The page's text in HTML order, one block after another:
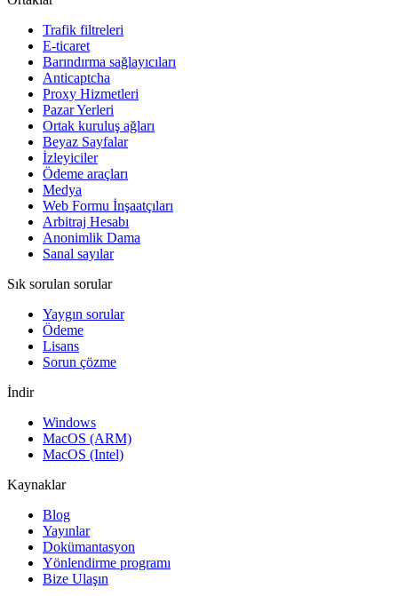
Trafik filtreleri
E-ticaret
Barındırma sağlayıcıları
Anticaptcha
Proxy Hizmetleri
Pazar Yerleri
Ortak kuruluş ağları
Beyaz Sayfalar
İzleyiciler
Ödeme araçları
Medya
Web Formu İnşaatçıları
Arbitraj Hesabı
Anonimlik Dama
Sanal sayılar
Sık sorulan sorular
Yaygın sorular
Ödeme
Lisans
Sorun çözme
İndir
Windows
MacOS (ARM)
MacOS (Intel)
Kaynaklar
Blog
Yayınlar
Dokümantasyon
Yönlendirme programı
Bize Ulaşın